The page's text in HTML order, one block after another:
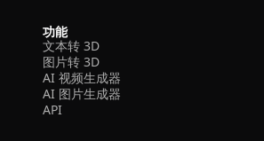
功能
文本转 3D
图片转 3D
AI 视频生成器
AI 图片生成器
API